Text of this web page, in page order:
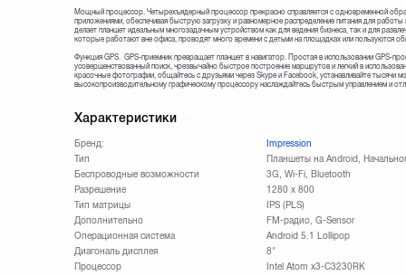
Мощный процессор. Четырехъядерный процессор прекрасно справляется с одновременной
приложениями, обеспечивая быструю загрузку и равномерное распределение питания для
делает планшет идеальным многозадачным устройством как для ведения бизнеса, так и для
которые работают вне офиса, проводят много времени с детьми на площадках или пользуются
Функция GPS. GPS-приемник превращает планшет в навигатор. Простая в использовании GPS-
усовершенствованный поиск, чрезвычайно быстрое построение маршрутов и легкий в
красочные фотографии, общайтесь с друзьями через Skype и Facebook, устанавливайте тысячи
высокопроизводительному графическому процессору наслаждайтесь быстрым управлением и
Характеристики
Бренд:
Impression
Тип
Планшеты на Android,
Беспроводные возможности
3G, Wi-Fi, Bluetooth
Разрешение
1280 х 800
Тип матрицы
IPS (PLS)
Дополнительно
FM-радио, G-Sensor
Операционная система
Android 5.1 Lollipop
Диагональ дисплея
8"
Процессор
Intel Atom x3-C3230RK